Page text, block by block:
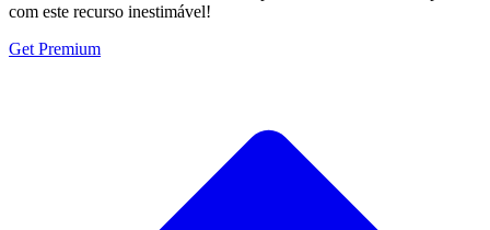
com este recurso inestimável!
Get Premium